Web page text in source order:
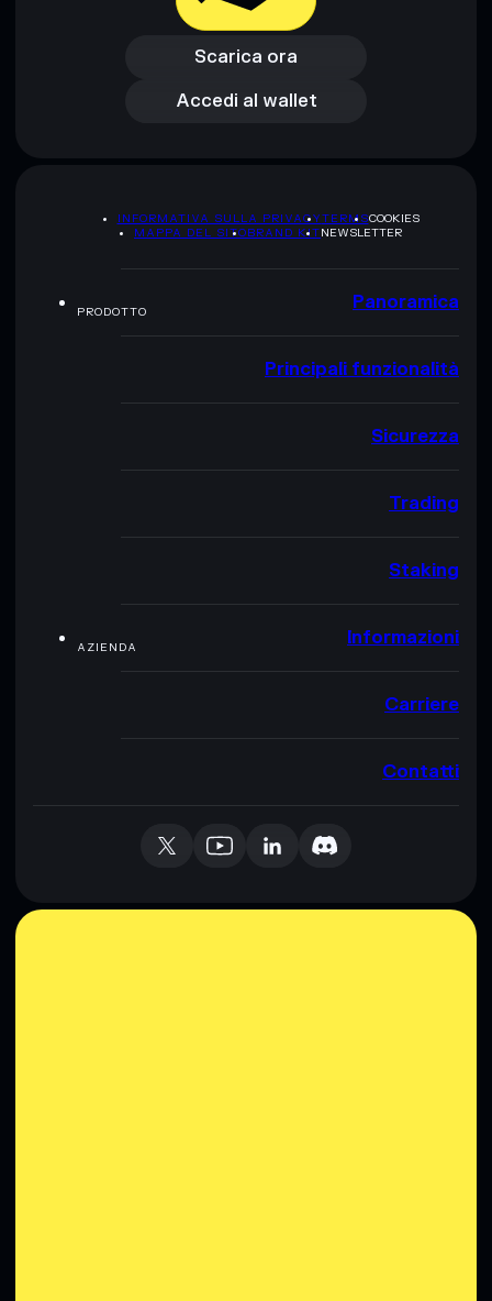
Scarica ora
Scarica ora
Accedi al wallet
Accedi al wallet
INFORMATIVA SULLA PRIVACYTERMSCOOKIES
MAPPA DEL SITOBRAND KITNEWSLETTER
PRODOTTO Panoramica
Principali funzionalità
Sicurezza
Trading
Staking
AZIENDA Informazioni
Carriere
Contatti